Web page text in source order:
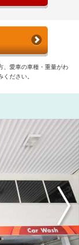
、愛車の車種・重量がわ
ださい。